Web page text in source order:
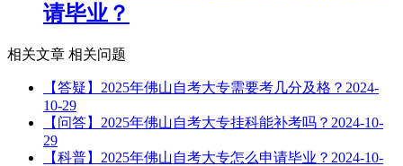
请毕业？
相关文章 相关问题
【答疑】2025年佛山自考大专需要考几分及格？ 2024-
10-29
【问答】2025年佛山自考大专挂科能补考吗？ 2024-10-
29
【科普】2025年佛山自考大专怎么申请毕业？ 2024-10-